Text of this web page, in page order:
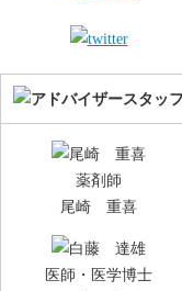
薬剤師
尾崎 重喜
医師・医学博士